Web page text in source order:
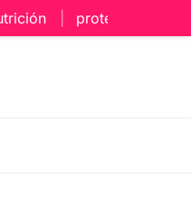
protección capilar en